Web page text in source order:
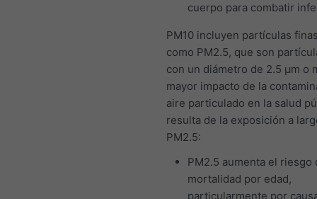
cuerpo para combatir
PM10 incluyen partículas
como PM2.5, que son
con un diámetro de 2.5 μm o
mayor impacto de la
aire particulado en la salud
resulta de la exposición a
PM2.5:
PM2.5 aumenta el riesgo
mortalidad por edad,
particularmente por